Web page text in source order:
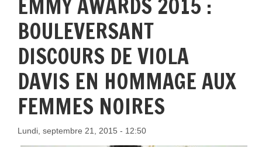
EMMY AWARDS 2015 :
BOULEVERSANT
DISCOURS DE VIOLA
DAVIS EN HOMMAGE AUX
FEMMES NOIRES
Lundi, septembre 21, 2015 - 12:50